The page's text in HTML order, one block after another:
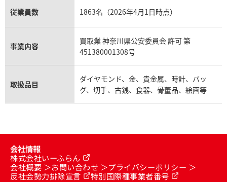
従業員数 1863名（2026年4月1日時点）
事業内容
買取業 神奈川県公安委員会 許可 第
451380001308号
取扱品目
ダイヤモンド、金、貴金属、時計、バッ
グ、切手、古銭、食器、骨董品、絵画等
会社情報
株式会社いーふらん
会社概要
お問い合わせ
プライバシーポリシー
反社会勢力排除宣言
特別国際種事業者番号